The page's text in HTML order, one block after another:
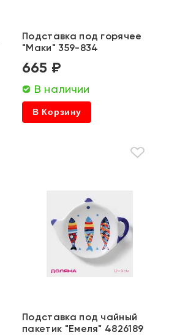
Подставка под горячее
"Маки" 359-834
665 ₽
В наличии
В Корзину
Подставка под чайный
пакетик "Емеля" 4826189